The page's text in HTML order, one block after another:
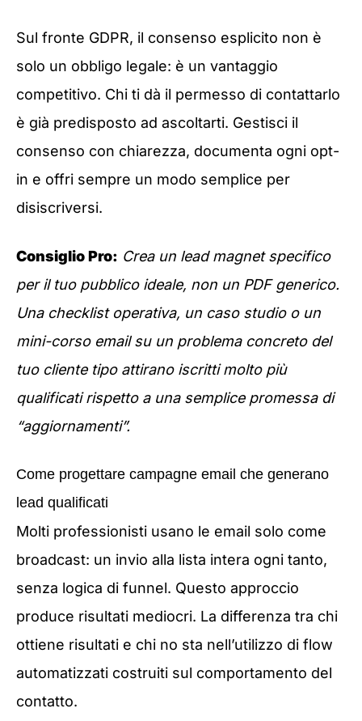
Sul fronte GDPR, il consenso esplicito non è
solo un obbligo legale: è un vantaggio
competitivo. Chi ti dà il permesso di contattarlo
è già predisposto ad ascoltarti. Gestisci il
consenso con chiarezza, documenta ogni opt-
in e offri sempre un modo semplice per
disiscriversi.
Consiglio Pro: Crea un lead magnet specifico
per il tuo pubblico ideale, non un PDF generico.
Una checklist operativa, un caso studio o un
mini-corso email su un problema concreto del
tuo cliente tipo attirano iscritti molto più
qualificati rispetto a una semplice promessa di
“aggiornamenti”.
Come progettare campagne email che generano
lead qualificati
Molti professionisti usano le email solo come
broadcast: un invio alla lista intera ogni tanto,
senza logica di funnel. Questo approccio
produce risultati mediocri. La differenza tra chi
ottiene risultati e chi no sta nell’utilizzo di flow
automatizzati costruiti sul comportamento del
contatto.